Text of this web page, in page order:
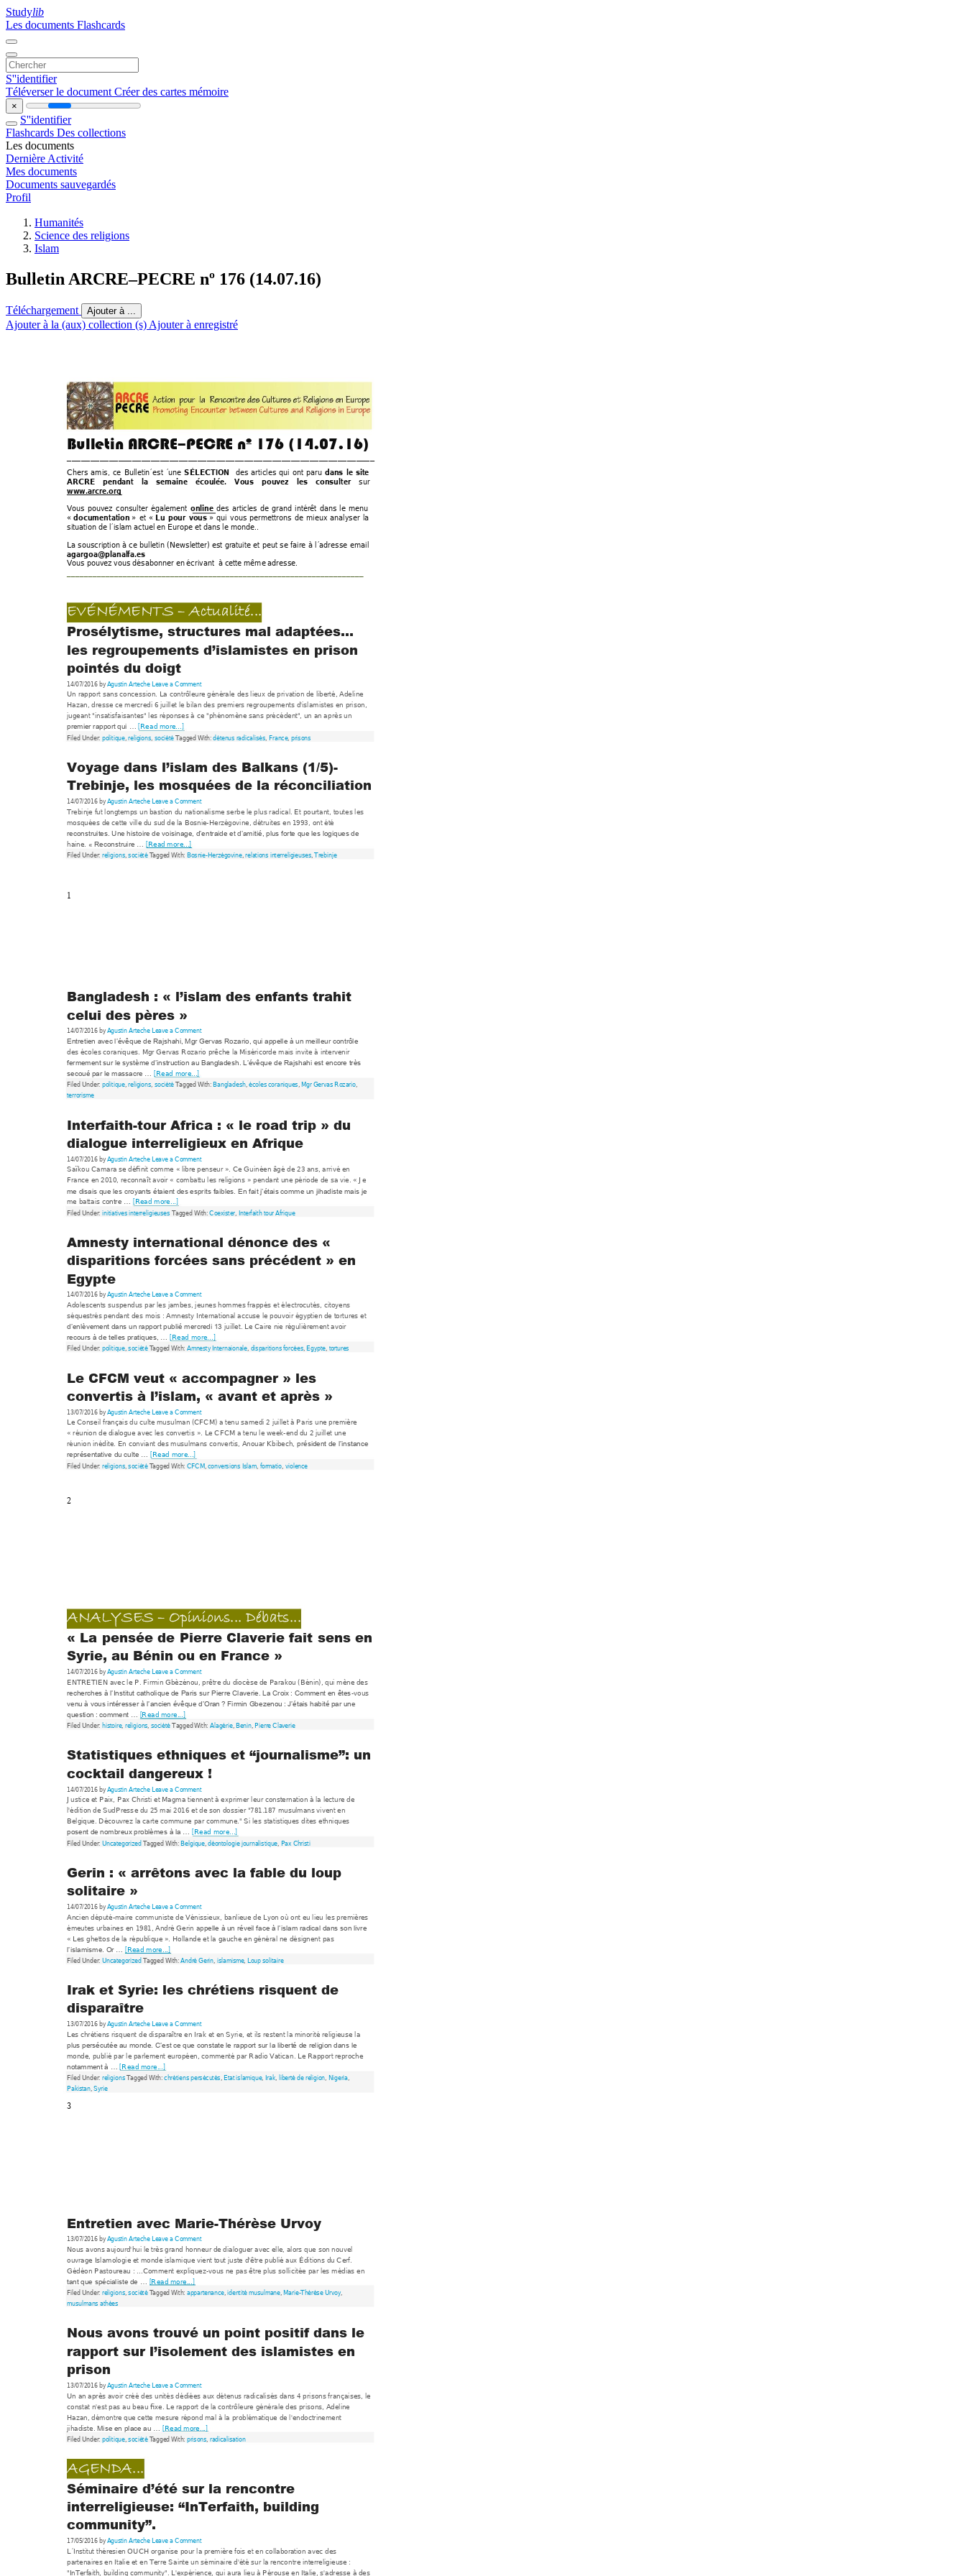
Studylib
Les documents Flashcards
S''identifier
Téléverser le document Créer des cartes mémoire
×
S''identifier
Flashcards Des collections
Les documents
Dernière Activité
Mes documents
Documents sauvegardés
Profil
Humanités
Science des religions
Islam
Bulletin ARCRE–PECRE nº 176 (14.07.16)
Téléchargement Ajouter à ...
Ajouter à la (aux) collection (s) Ajouter à enregistré
1
Bulletin ARCRE–PECRE nº 176 ( 14 .07.16)
_____________________________________________________
Chers amis, ce Bulletin´est ´une SÉLECTION des articles qui ont paru dans le site
ARCRE pendant la semaine écoulée. Vous pouvez les consulter sur
www.arcre.org
Vous pouvez consulter également online des articles de grand intérêt dans le menu
« documentation » et « Lu pour vous» qui vous permettrons de mieux analyser la
situation de l´islam actuel en Europe et dans le monde..
La souscription à ce bulletin (Newsletter) est gratuite et peut se faire à l´adresse email
agargoa@planalfa.es
Vous pouvez vous désabonner en écrivant  à cette même adresse.
EVÉNÉMENTS – Actualité...
Prosélytisme, structures mal adaptées…
les regroupements d’islamistes en prison
pointés du doigt
14/07/2016 byAgustin ArtecheLeave a Comment
Un rapport sans concession. La contrôleure générale des lieux de privation de liberté, Adeline
Hazan, dresse ce mercredi 6 juillet le bilan des premiers regroupements d'islamistes en prison,
jugeant "insatisfaisantes" les réponses à ce "phénomène sans précédent", un an après un
premier rapport qui … [Read more...]
Filed Under: politique, religions, société Tagged With: détenus radicalisés, France, prisons
Voyage dans l’islam des Balkans (1/5)-
Trebinje, les mosquées de la réconciliation
14/07/2016 byAgustin ArtecheLeave a Comment
Trebinje fut longtemps un bastion du nationalisme serbe le plus radical. Et pourtant, toutes les
mosquées de cette ville du sud de la Bosnie-Herzégovine, détruites en 1993, ont été
reconstruites. Une histoire de voisinage, d’entraide et d’amitié, plus forte que les logiques de
haine. « Reconstruire [Read more...]
Filed Under: religions, société Tagged With: Bosnie-Herzégovine, relations interreligieuses, Trebinje
2
Bangladesh : « l’islam des enfants trahit
celui des pères »
14/07/2016 byAgustin ArtecheLeave a Comment
Entretien avec l’évêque de Rajshahi, Mgr Gervas Rozario, qui appelle à un meilleur contrôle
des écoles coraniques. Mgr Gervas Rozario prêche la Miséricorde mais invite à intervenir
fermement sur le système d’instruction au Bangladesh. L’évêque de Rajshahi est encore très
secoué par le massacre … [Read more...]
Filed Under: politique, religions, société Tagged With: Bangladesh, écoles coraniques, Mgr Gervas Rozario,
terrorisme
Interfaith-tour Africa : « le road trip » du
dialogue interreligieux en Afrique
14/07/2016 byAgustin ArtecheLeave a Comment
Saïkou Camara se définit comme « libre penseur ». Ce Guinéen âgé de 23 ans, arrivé en
France en 2010, reconnaît avoir « combattu les religions » pendant une période de sa vie. « Je
me disais que les croyants étaient des esprits faibles. En fait j’étais comme un jihadiste mais je
me battais contre … [Read more...]
Filed Under: initiatives interreligieuses Tagged With: Coexister, Interfaith tour Afrique
Amnesty international dénonce des «
disparitions forcées sans précédent » en
Egypte
14/07/2016 byAgustin ArtecheLeave a Comment
Adolescents suspendus par les jambes, jeunes hommes frappés et électrocutés, citoyens
séquestrés pendant des mois : Amnesty International accuse le pouvoir égyptien de tortures et
d’enlèvement dans un rapport publié mercredi 13 juillet. Le Caire nie régulièrement avoir
recours à de telles pratiques, … [Read more...]
Filed Under: politique, société Tagged With: Amnesty Internaionale, disparitions forcées, Egypte, tortures
Le CFCM veut « accompagner » les
convertis à l’islam, « avant et après »
13/07/2016 byAgustin ArtecheLeave a Comment
Le Conseil français du culte musulman (CFCM) a tenu samedi 2 juillet à Paris une première
« réunion de dialogue avec les convertis ». Le CFCM a tenu le week-end du 2 juillet une
réunion inédite. En conviant des musulmans convertis, Anouar Kbibech, président de l’instance
représentative du culte … [Read more...]
Filed Under: religions, société Tagged With: CFCM, conversions Islam, formatio, violence
3
ANALYSES – Opinions... Débats...
« La pensée de Pierre Claverie fait sens en
Syrie, au Bénin ou en France »
14/07/2016 byAgustin ArtecheLeave a Comment
ENTRETIEN avec le P. Firmin Gbèzénou, prêtre du diocèse de Parakou (Bénin), qui mène des
recherches à l’Institut catholique de Paris sur Pierre Claverie. La Croix : Comment en êtes-vous
venu à vous intéresser à l’ancien évêque d’Oran ? Firmin Gbezenou : J’étais habité par une
question : comment … [Read more...]
Filed Under: histoire, religions, société Tagged With: Alagérie, Benin, Pierre Claverie
Statistiques ethniques et “journalisme”: un
cocktail dangereux !
14/07/2016 byAgustin ArtecheLeave a Comment
Justice et Paix, Pax Christi et Magma tiennent à exprimer leur consternation à la lecture de
l'édition de SudPresse du 25 mai 2016 et de son dossier "781.187 musulmans vivent en
Belgique. Découvrez la carte commune par commune." Si les statistiques dites ethniques
posent de nombreux problèmes à la … [Read more...]
Filed Under: Uncategorized Tagged With: Belgique, déontologie journalistique, Pax Christi
Gerin : « arrêtons avec la fable du loup
solitaire »
14/07/2016 byAgustin ArtecheLeave a Comment
Ancien député-maire communiste de Vénissieux, banlieue de Lyon où ont eu lieu les premières
émeutes urbaines en 1981, André Gerin appelle à un réveil face à l’islam radical dans son livre
« Les ghettos de la république ». Hollande et la gauche en général ne désignent pas
l’islamisme. Or … [Read more...]
Filed Under: Uncategorized Tagged With: André Gerin, islamisme, Loup solitaire
Irak et Syrie: les chrétiens risquent de
disparaître
13/07/2016 byAgustin ArtecheLeave a Comment
Les chrétiens risquent de disparaître en Irak et en Syrie, et ils restent la minorité religieuse la
plus persécutée au monde. C’est ce que constate le rapport sur la liberté de religion dans le
monde, publié par le parlement européen, commenté par Radio Vatican. Le Rapport reproche
notamment à … [Read more...]
Filed Under: religions Tagged With: chrétiens persécutés, Etat islamique, Irak, liberté de religion, Nigeria,
Pakistan, Syrie
Entretien avec Marie-Thérèse Urvoy
13/07/2016 byAgustin ArtecheLeave a Comment
Nous avons aujourd'hui le très grand honneur de dialoguer avec elle, alors que son nouvel
ouvrage Islamologie et monde islamique vient tout juste d'être publié aux Éditions du Cerf.
Gédéon Pastoureau : ...Comment expliquez-vous ne pas être plus sollicitée par les médias en
tant que spécialiste de [Read more...]
Filed Under: religions, société Tagged With: appartenance, identité musulmane, Marie-Thérése Urvoy,
musulmans athées
Nous avons trouvé un point positif dans le
rapport sur l’isolement des islamistes en
prison
13/07/2016 byAgustin ArtecheLeave a Comment
Un an après avoir créé des unités dédiées aux détenus radicalisés dans 4 prisons françaises, le
constat n'est pas au beau fixe. Le rapport de la contrôleure générale des prisons, Adeline
Hazan, démontre que cette mesure répond mal à la problématique de l'endoctrinement
jihadiste. Mise en place au … [Read more...]
Filed Under: politique, société Tagged With: prisons, radicalisation
AGENDA...
Séminaire d’été sur la rencontre
interreligieuse: “InTerfaith, building
community”.
17/05/2016 byAgustin ArtecheLeave a Comment
L´Institut théresien OUCH organise pour la première fois et en collaboration avec des
partenaires en Italie et en Terre Sainte un séminaire d'été sur la rencontre interreligieuse :
"InTerfaith, building community". L'expérience, qui aura lieu à Pérouse en Italie, s'adresse à des